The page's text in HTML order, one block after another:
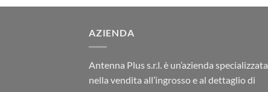
AZIENDA
Antenna Plus s.r.l. è un’azienda specializzata
nella vendita all’ingrosso e al dettaglio di